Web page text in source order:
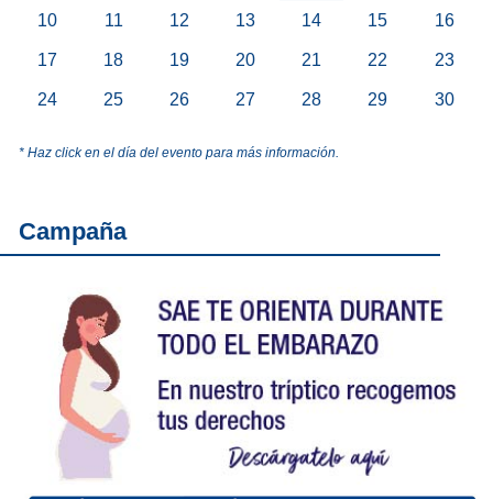
10 11 12 13 14 15 16
17 18 19 20 21 22 23
24 25 26 27 28 29 30
* Haz click en el día del evento para más información.
Campaña